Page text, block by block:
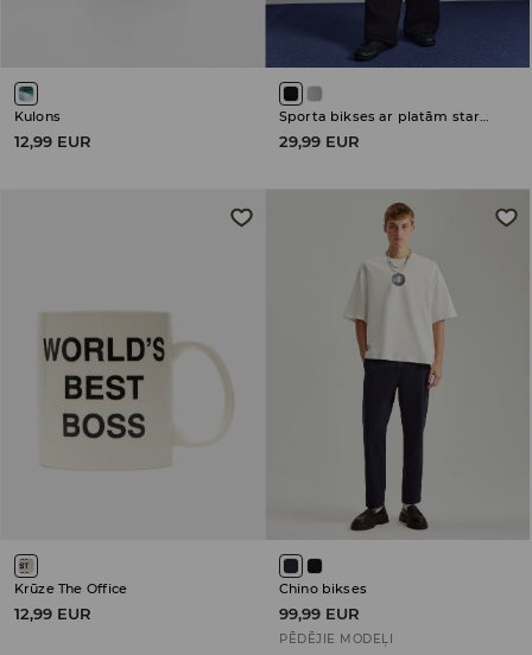
Kulons
12,99 EUR 29,99 EUR
Krūze The Office
12,99 EUR
Chino bikses
99,99 EUR
PĒDĒJIE MODEĻI